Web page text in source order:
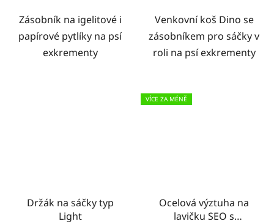
Zásobník na igelitové i
papírové pytlíky na psí
exkrementy
Venkovní koš Dino se
zásobníkem pro sáčky v
roli na psí exkrementy
Držák na sáčky typ
Light
VÍCE ZA MÉNĚ
Ocelová výztuha na
lavičku SEO s